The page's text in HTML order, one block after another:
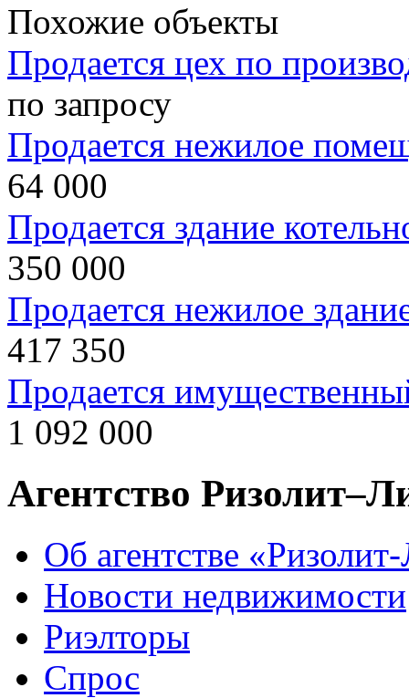
Похожие объекты
Продается цех по
по запросу
Продается нежилое
64 000
Продается здание
350 000
Продается нежилое
417 350
Продается
1 092 000
Агентство
Об агентстве
Новости недвижимости
Риэлторы
Спрос